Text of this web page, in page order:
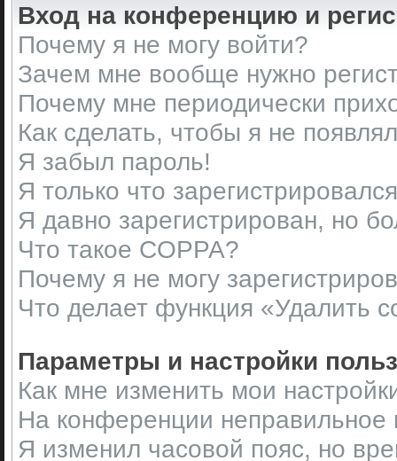
Вход на конференцию и
Почему я не могу войти?
Зачем мне вообще нужно
Почему мне периодически
Как сделать, чтобы я не
Я забыл пароль!
Я только что
Я давно зарегистрирован, но
Что такое COPPA?
Почему я не могу
Что делает функция «Удалить
Параметры и настройки
Как мне изменить мои
На конференции неправильное
Я изменил часовой пояс, но